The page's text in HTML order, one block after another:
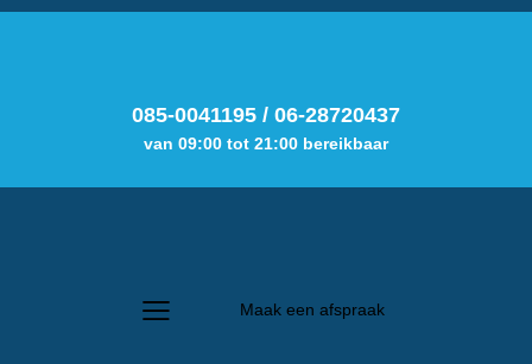
085-0041195 / 06-28720437
van 09:00 tot 21:00 bereikbaar
Maak een afspraak